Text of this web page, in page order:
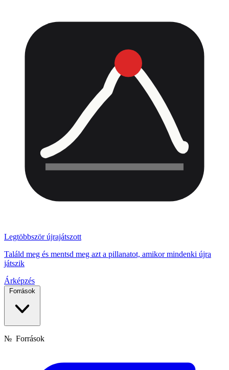
Legtöbbször újrajátszott
Találd meg és mentsd meg azt a pillanatot, amikor mindenki újra
játszik
Árképzés
Források
№ Források